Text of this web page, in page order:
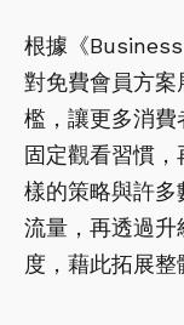
根據《
對免費會員方案
檻，讓更多消
固定觀看習慣
樣的策略與許多
流量，再透過
度，藉此拓展整